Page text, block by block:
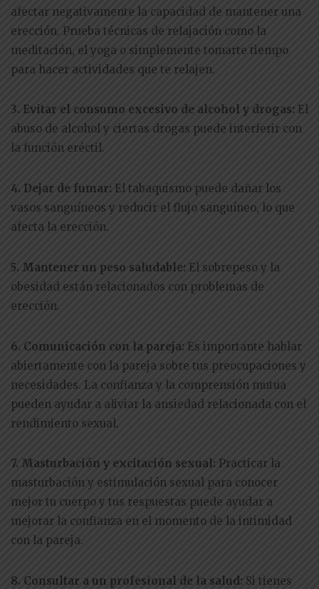
afectar negativamente la capacidad de mantener una
erección. Prueba técnicas de relajación como la
meditación, el yoga o simplemente tomarte tiempo
para hacer actividades que te relajen.
3. Evitar el consumo excesivo de alcohol y drogas: El
abuso de alcohol y ciertas drogas puede interferir con
la función eréctil.
4. Dejar de fumar: El tabaquismo puede dañar los
vasos sanguíneos y reducir el flujo sanguíneo, lo que
afecta la erección.
5. Mantener un peso saludable: El sobrepeso y la
obesidad están relacionados con problemas de
erección.
6. Comunicación con la pareja: Es importante hablar
abiertamente con la pareja sobre tus preocupaciones y
necesidades. La confianza y la comprensión mutua
pueden ayudar a aliviar la ansiedad relacionada con el
rendimiento sexual.
7. Masturbación y excitación sexual: Practicar la
masturbación y estimulación sexual para conocer
mejor tu cuerpo y tus respuestas puede ayudar a
mejorar la confianza en el momento de la intimidad
con la pareja.
8. Consultar a un profesional de la salud: Si tienes